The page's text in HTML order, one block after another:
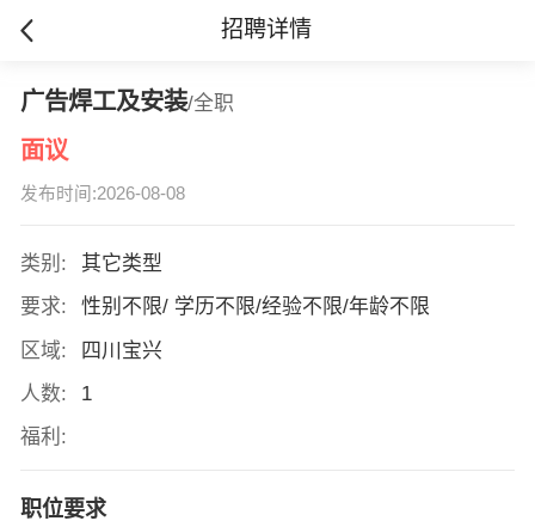
招聘详情
广告焊工及安装/全职
面议
发布时间:2026-08-08
类别:
其它类型
要求:
性别不限/ 学历不限/经验不限/年龄不限
区域:
四川宝兴
人数:
1
福利:
职位要求